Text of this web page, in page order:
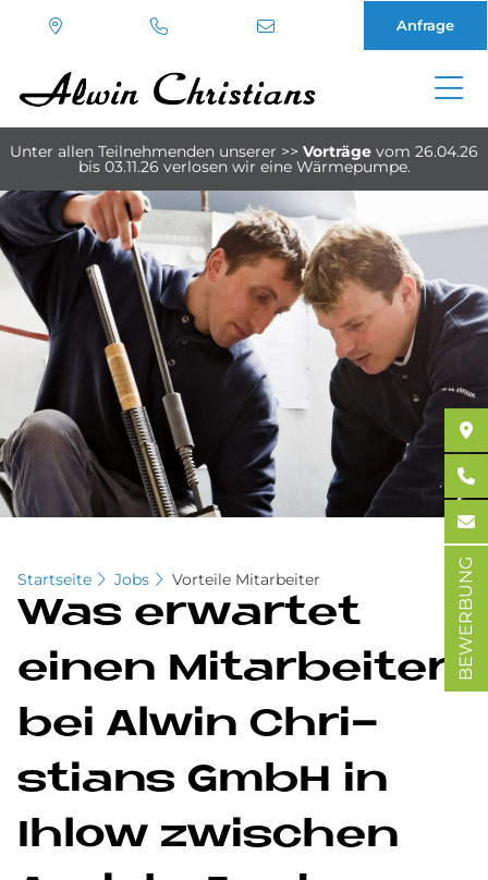
zum
Anfrage
Unter allen Teilnehmenden unserer >> Vorträge vom 26.04.26
bis 03.11.26 verlosen wir eine Wärmepumpe.
Startseite Jobs Vorteile Mitarbeiter
Was er­war­tet
einen Mit­ar­bei­ter
bei Al­win Chri­
stians GmbH in
Ihlow zwi­schen
BEWERBUNG